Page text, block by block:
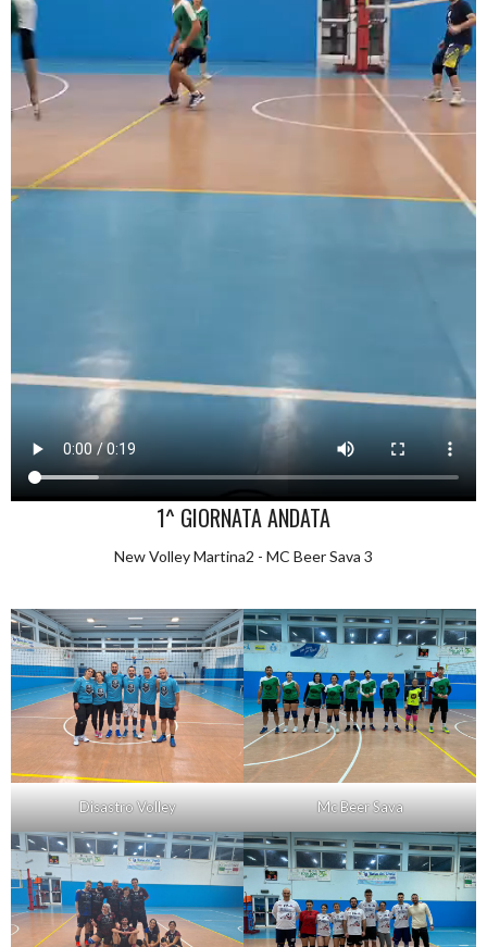
1^ GIORNATA ANDATA
New Volley Martina2 - MC Beer Sava 3
Disastro Volley Mc Beer Sava